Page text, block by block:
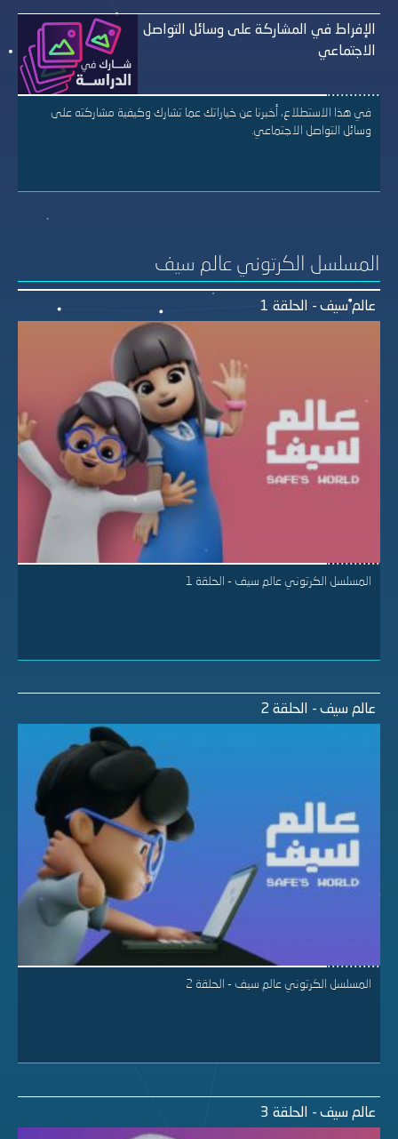
الإفراط في المشاركة على وسائل التواصل
الاجتماعي
في هذا الاستطلاع، أخبرنا عن خياراتك عما تشارك وكيفية مشاركته على
وسائل التواصل الاجتماعي.
المسلسل الكرتوني عالم سيف
عالم سيف - الحلقة 1
المسلسل الكرتوني عالم سيف - الحلقة 1
عالم سيف - الحلقة 2
المسلسل الكرتوني عالم سيف - الحلقة 2
عالم سيف - الحلقة 3